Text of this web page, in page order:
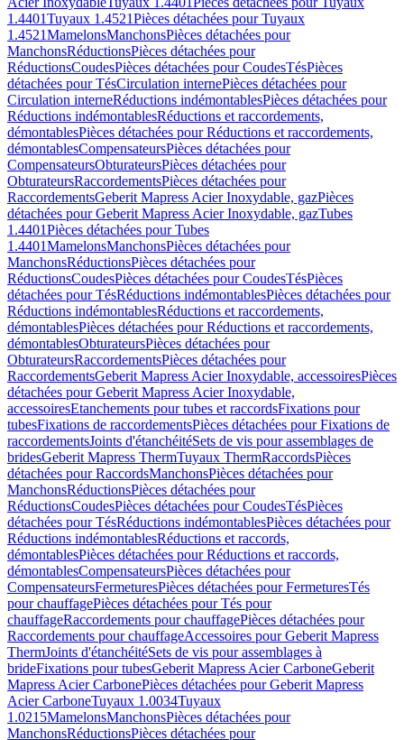
1.4401Tuyaux 1.4521Pièces détachées pour Tuyaux
1.4521MamelonsManchonsPièces détachées pour
ManchonsRéductionsPièces détachées pour
RéductionsCoudesPièces détachées pour CoudesTésPièces
détachées pour TésCirculation internePièces détachées pour
Circulation interneRéductions indémontablesPièces détachées pour
Réductions indémontablesRéductions et raccordements,
démontablesPièces détachées pour Réductions et raccordements,
démontablesCompensateursPièces détachées pour
CompensateursObturateursPièces détachées pour
ObturateursRaccordementsPièces détachées pour
RaccordementsGeberit Mapress Acier Inoxydable, gazPièces
détachées pour Geberit Mapress Acier Inoxydable, gazTubes
1.4401Pièces détachées pour Tubes
1.4401MamelonsManchonsPièces détachées pour
ManchonsRéductionsPièces détachées pour
RéductionsCoudesPièces détachées pour CoudesTésPièces
détachées pour TésRéductions indémontablesPièces détachées pour
Réductions indémontablesRéductions et raccordements,
démontablesPièces détachées pour Réductions et raccordements,
démontablesObturateursPièces détachées pour
ObturateursRaccordementsPièces détachées pour
RaccordementsGeberit Mapress Acier Inoxydable, accessoiresPièces
détachées pour Geberit Mapress Acier Inoxydable,
accessoiresEtanchements pour tubes et raccordsFixations pour
tubesFixations de raccordementsPièces détachées pour Fixations de
raccordementsJoints d'étanchéitéSets de vis pour assemblages de
bridesGeberit Mapress ThermTuyaux ThermRaccordsPièces
détachées pour RaccordsManchonsPièces détachées pour
ManchonsRéductionsPièces détachées pour
RéductionsCoudesPièces détachées pour CoudesTésPièces
détachées pour TésRéductions indémontablesPièces détachées pour
Réductions indémontablesRéductions et raccords,
démontablesPièces détachées pour Réductions et raccords,
démontablesCompensateursPièces détachées pour
CompensateursFermeturesPièces détachées pour FermeturesTés
pour chauffagePièces détachées pour Tés pour
chauffageRaccordements pour chauffagePièces détachées pour
Raccordements pour chauffageAccessoires pour Geberit Mapress
ThermJoints d'étanchéitéSets de vis pour assemblages à
brideFixations pour tubesGeberit Mapress Acier CarboneGeberit
Mapress Acier CarbonePièces détachées pour Geberit Mapress
Acier CarboneTuyaux 1.0034Tuyaux
1.0215MamelonsManchonsPièces détachées pour
ManchonsRéductionsPièces détachées pour